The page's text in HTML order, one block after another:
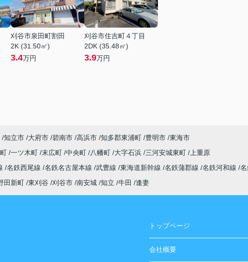
刈谷市泉田町割田
2K (31.50㎡)
3.4万円
刈谷市住吉町４丁目
2DK (35.48㎡)
3.9万円
知立市 大府市 碧南市 高浜市 知多郡東浦町 豊明市 東海市
一ツ木町 末広町 中央町 八幡町 大字石浜 三河安城東町
上重原
名鉄西尾線 名鉄名古屋本線 武豊線 東海道新幹線 名鉄蒲郡線 名鉄河和線
田新町 東刈谷 刈谷市 南安城 知立 牛田 逢妻
トップページ
会社概要